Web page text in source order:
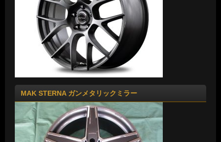
MAK STERNA ガンメタリックミラー